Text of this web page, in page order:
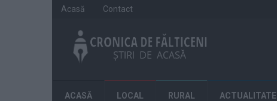
Acasă Contact
ACASĂ LOCAL RURAL ACTUALITATE